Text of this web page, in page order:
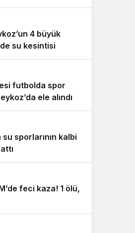
4 büyük
su kesintisi
futbolda spor
ele alındı
su sporlarının kalbi
feci kaza! 1 ölü,